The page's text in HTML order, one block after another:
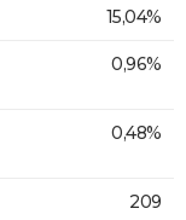
15,04%
0,96%
0,48%
209